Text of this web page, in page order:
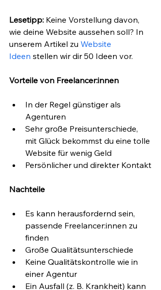
Lesetipp: Keine Vorstellung davon,
wie deine Website aussehen soll? In
unserem Artikel zu Website
Ideen stellen wir dir 50 Ideen vor.
Vorteile von Freelancer:innen
In der Regel günstiger als
Agenturen
Sehr große Preisunterschiede,
mit Glück bekommst du eine tolle
Website für wenig Geld
Persönlicher und direkter Kontakt
Nachteile
Es kann herausfordernd sein,
passende Freelancer:innen zu
finden
Große Qualitätsunterschiede
Keine Qualitätskontrolle wie in
einer Agentur
Ein Ausfall (z. B. Krankheit) kann